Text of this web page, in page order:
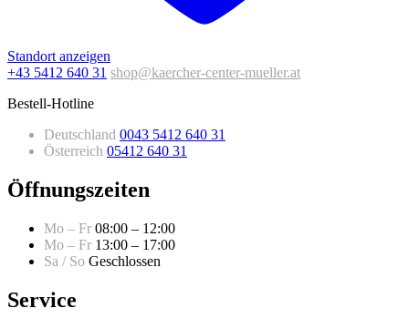
Standort anzeigen
+43 5412 640 31 shop@kaercher-center-mueller.at
Bestell-Hotline
Deutschland 0043 5412 640 31
Österreich 05412 640 31
Öffnungszeiten
Mo – Fr 08:00 – 12:00
Mo – Fr 13:00 – 17:00
Sa / So Geschlossen
Service